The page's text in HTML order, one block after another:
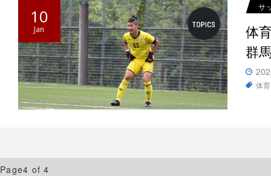
10
Jan
サ
体
群
体
Page4 of 4